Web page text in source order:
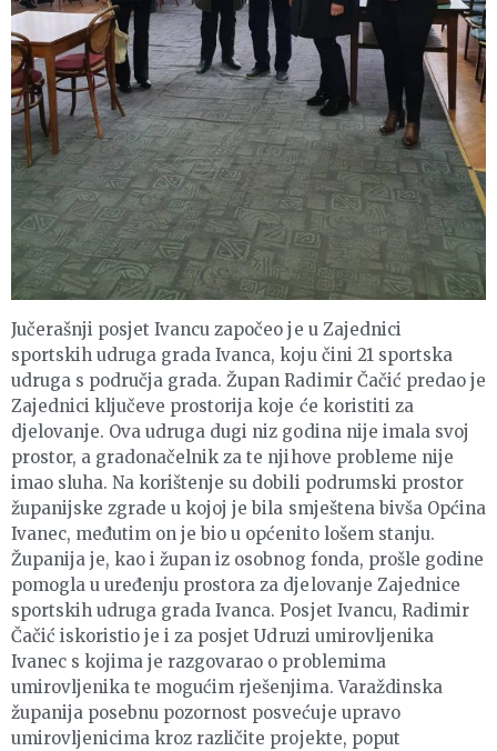
Jučerašnji posjet Ivancu započeo je u Zajednici
sportskih udruga grada Ivanca, koju čini 21 sportska
udruga s područja grada. Župan Radimir Čačić predao je
Zajednici ključeve prostorija koje će koristiti za
djelovanje. Ova udruga dugi niz godina nije imala svoj
prostor, a gradonačelnik za te njihove probleme nije
imao sluha. Na korištenje su dobili podrumski prostor
županijske zgrade u kojoj je bila smještena bivša Općina
Ivanec, međutim on je bio u općenito lošem stanju.
Županija je, kao i župan iz osobnog fonda, prošle godine
pomogla u uređenju prostora za djelovanje Zajednice
sportskih udruga grada Ivanca. Posjet Ivancu, Radimir
Čačić iskoristio je i za posjet Udruzi umirovljenika
Ivanec s kojima je razgovarao o problemima
umirovljenika te mogućim rješenjima. Varaždinska
županija posebnu pozornost posvećuje upravo
umirovljenicima kroz različite projekte, poput